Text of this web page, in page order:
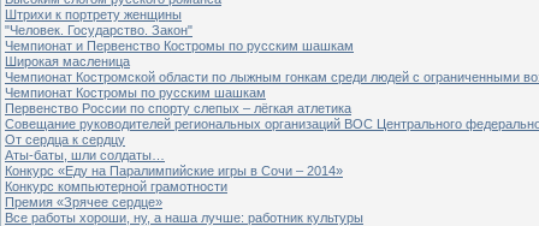
Штрихи к портрету женщины
"Человек. Государство. Закон"
Чемпионат и Первенство Костромы по русским шашкам
Широкая масленица
Чемпионат Костромской области по лыжным гонкам среди людей с ограниченными
Чемпионат Костромы по русским шашкам
Первенство России по спорту слепых – лёгкая атлетика
Совещание руководителей региональных организаций ВОС Центрального
От сердца к сердцу
Аты-баты, шли солдаты…
Конкурс «Еду на Паралимпийские игры в Сочи – 2014»
Конкурс компьютерной грамотности
Премия «Зрячее сердце»
Все работы хороши, ну, а наша лучше: работник культуры